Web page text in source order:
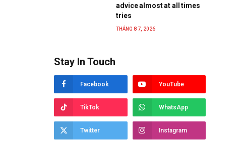
advice almost at all times
tries
THÁNG 8 7, 2026
Stay In Touch
Facebook YouTube
TikTok WhatsApp
Twitter Instagram